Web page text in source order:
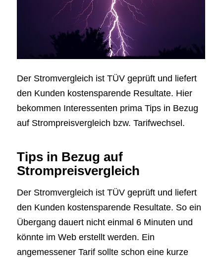
Der Stromvergleich ist TÜV geprüft und liefert
den Kunden kostensparende Resultate. Hier
bekommen Interessenten prima Tips in Bezug
auf Strompreisvergleich bzw. Tarifwechsel.
Tips in Bezug auf
Strompreisvergleich
Der Stromvergleich ist TÜV geprüft und liefert
den Kunden kostensparende Resultate. So ein
Übergang dauert nicht einmal 6 Minuten und
könnte im Web erstellt werden. Ein
angemessener Tarif sollte schon eine kurze